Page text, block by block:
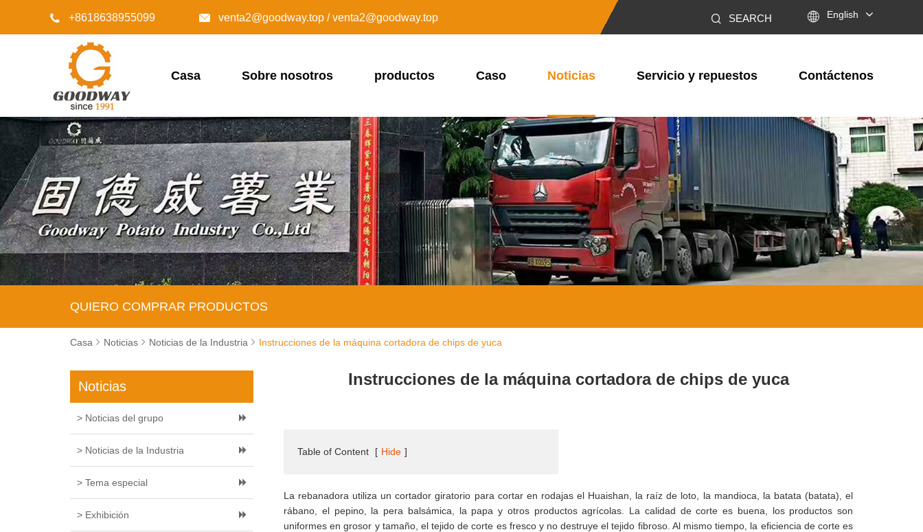
 +8618638955099  venta2@goodway.top / venta2@goodway.top SEARCH  English
Casa Sobre nosotros productos Caso Noticias Servicio y repuestos Contáctenos
QUIERO COMPRAR PRODUCTOS
Casa Noticias Noticias de la Industria Instrucciones de la máquina cortadora de chips de yuca
Noticias
> Noticias del grupo
> Noticias de la Industria
> Tema especial
> Exhibición
Instrucciones de la máquina cortadora de chips de yuca
Table of Content [ Hide ]
La rebanadora utiliza un cortador giratorio para cortar en rodajas el Huaishan, la raíz de loto, la mandioca, la batata (batata), el
rábano, el pepino, la pera balsámica, la papa y otros productos agrícolas. La calidad de corte es buena, los productos son
uniformes en grosor y tamaño, el tejido de corte es fresco y no destruye el tejido fibroso. Al mismo tiempo, la eficiencia de corte es